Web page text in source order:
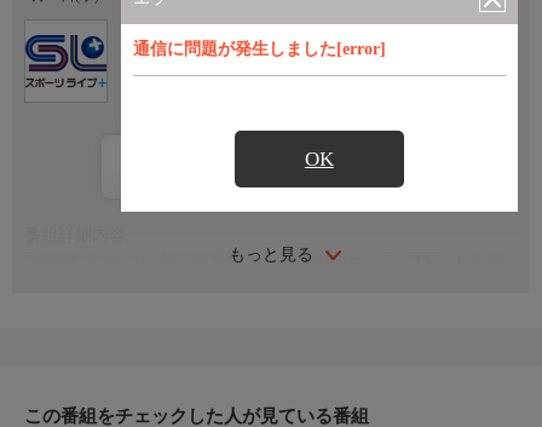
通信に問題が発生しました[error]
OK
スポーツライブ＋
もっと見る
カレンダー登録
24時間プロレス・格闘技専門チャンネル「サムライTV」から厳
この番組をチェックした人が見ている番組